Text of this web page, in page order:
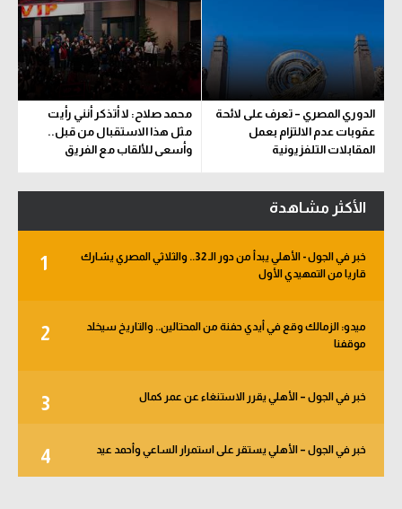
الدوري المصري – تعرف على لائحة
عقوبات عدم الالتزام بعمل
المقابلات التلفزيونية
محمد صلاح: لا أتذكر أنني رأيت
مثل هذا الاستقبال من قبل..
وأسعى للألقاب مع الفريق
الأكثر مشاهدة
1
خبر في الجول - الأهلي يبدأ من دور الـ 32.. والثلاثي المصري يشارك
قاريا من التمهيدي الأول
2
ميدو: الزمالك وقع في أيدي حفنة من المحتالين.. والتاريخ سيخلد
موقفنا
3 خبر في الجول – الأهلي يقرر الاستنغاء عن عمر كمال
4 خبر في الجول – الأهلي يستقر على استمرار الساعي وأحمد عيد